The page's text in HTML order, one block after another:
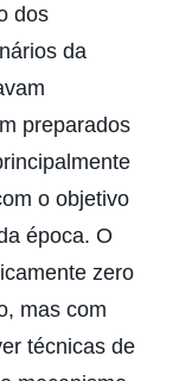
dos
da
preparados
o objetivo
época. O
zero
mas com
técnicas de